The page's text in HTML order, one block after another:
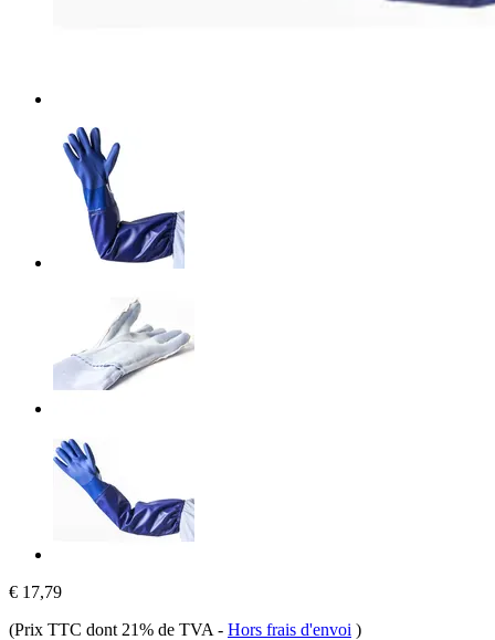
€ 17,79
(Prix TTC dont 21% de TVA - Hors frais d'envoi )